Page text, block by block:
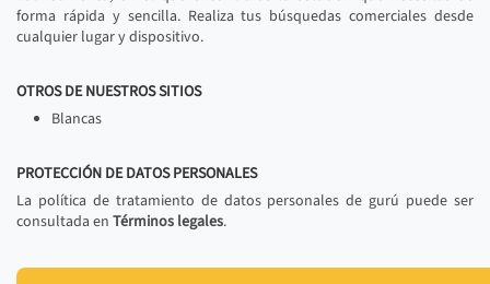
forma rápida y sencilla. Realiza tus búsquedas comerciales desde
cualquier lugar y dispositivo.
OTROS DE NUESTROS SITIOS
Blancas
PROTECCIÓN DE DATOS PERSONALES
La política de tratamiento de datos personales de gurú puede ser
consultada en Términos legales.